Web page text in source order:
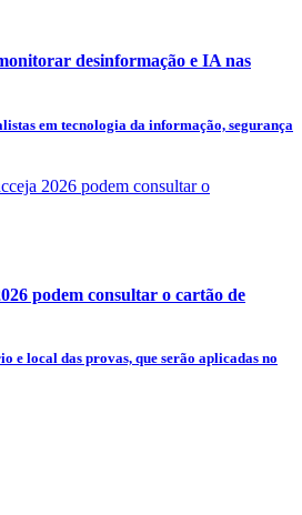
desinformação e IA nas
em tecnologia da informação, segurança
podem consultar o cartão de
e local das provas, que serão aplicadas no